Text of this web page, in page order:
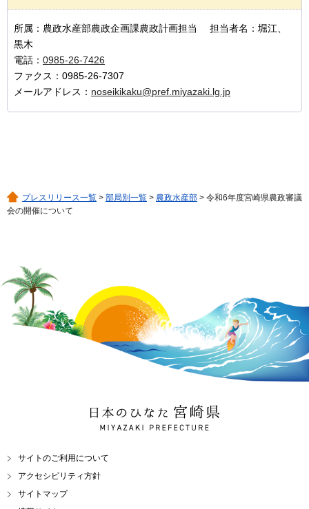
所属：農政水産部農政企画課農政計画担当 担当者名：堀江、
黒木
電話： 0985-26-7426
ファクス：0985-26-7307
メールアドレス： noseikikaku@pref.miyazaki.lg.jp
プレスリリース一覧 > 部局別一覧 > 農政水産部 > 令和6年度宮崎県農政審議
会の開催について
日本のひなた 宮崎県
MIYAZAKI PREFECTURE
サイトのご利用について
アクセシビリティ方針
サイトマップ